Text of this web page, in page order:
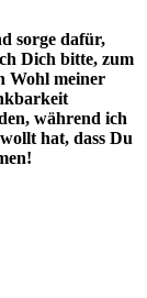
sorge dafür,
Dich bitte, zum
Wohl meiner
während ich
hat, dass Du